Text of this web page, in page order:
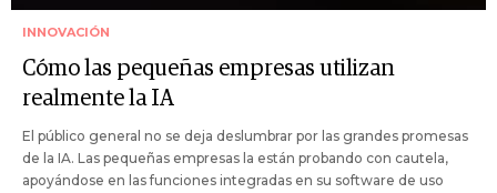
INNOVACIÓN
Cómo las pequeñas empresas utilizan
realmente la IA
El público general no se deja deslumbrar por las grandes promesas
de la IA. Las pequeñas empresas la están probando con cautela,
apoyándose en las funciones integradas en su software de uso